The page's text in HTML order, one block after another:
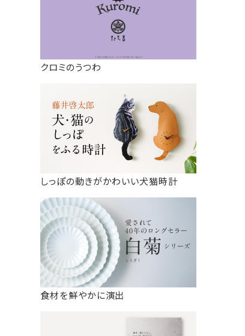
クロミのうつわ
しっぽの動きがかわいい犬猫時計
食材を鮮やかに演出